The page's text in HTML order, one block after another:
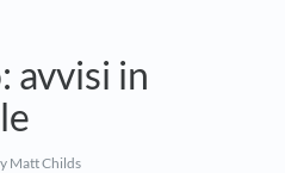
avvisi in
Matt Childs